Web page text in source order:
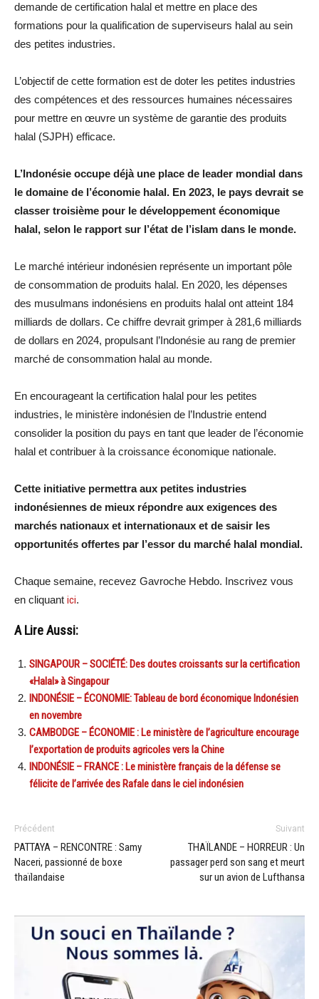
demande de certification halal et mettre en place des
formations pour la qualification de superviseurs halal au sein
des petites industries.
L’objectif de cette formation est de doter les petites industries
des compétences et des ressources humaines nécessaires
pour mettre en œuvre un système de garantie des produits
halal (SJPH) efficace.
L’Indonésie occupe déjà une place de leader mondial dans
le domaine de l’économie halal. En 2023, le pays devrait se
classer troisième pour le développement économique
halal, selon le rapport sur l’état de l’islam dans le monde.
Le marché intérieur indonésien représente un important pôle
de consommation de produits halal. En 2020, les dépenses
des musulmans indonésiens en produits halal ont atteint 184
milliards de dollars. Ce chiffre devrait grimper à 281,6 milliards
de dollars en 2024, propulsant l’Indonésie au rang de premier
marché de consommation halal au monde.
En encourageant la certification halal pour les petites
industries, le ministère indonésien de l’Industrie entend
consolider la position du pays en tant que leader de l’économie
halal et contribuer à la croissance économique nationale.
Cette initiative permettra aux petites industries
indonésiennes de mieux répondre aux exigences des
marchés nationaux et internationaux et de saisir les
opportunités offertes par l’essor du marché halal mondial.
Chaque semaine, recevez Gavroche Hebdo. Inscrivez vous
en cliquant ici.
A Lire Aussi:
SINGAPOUR – SOCIÉTÉ: Des doutes croissants sur la certification
«Halal» à Singapour
INDONÉSIE – ÉCONOMIE: Tableau de bord économique Indonésien
en novembre
CAMBODGE – ÉCONOMIE : Le ministère de l’agriculture encourage
l’exportation de produits agricoles vers la Chine
INDONÉSIE – FRANCE : Le ministère français de la défense se
félicite de l’arrivée des Rafale dans le ciel indonésien
Précédent
PATTAYA – RENCONTRE : Samy
Naceri, passionné de boxe
thaïlandaise
Suivant
THAÏLANDE – HORREUR : Un
passager perd son sang et meurt
sur un avion de Lufthansa